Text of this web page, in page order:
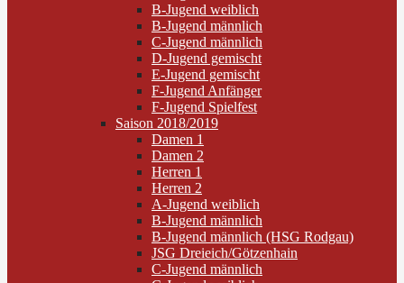
B-Jugend weiblich
B-Jugend männlich
C-Jugend männlich
D-Jugend gemischt
E-Jugend gemischt
F-Jugend Anfänger
F-Jugend Spielfest
Saison 2018/2019
Damen 1
Damen 2
Herren 1
Herren 2
A-Jugend weiblich
B-Jugend männlich
B-Jugend männlich (HSG Rodgau)
JSG Dreieich/Götzenhain
C-Jugend männlich